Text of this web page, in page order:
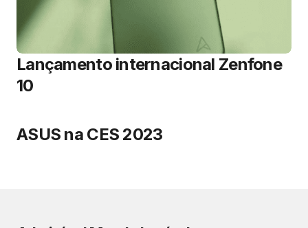
Lançamento internacional Zenfone
10
ASUS na CES 2023